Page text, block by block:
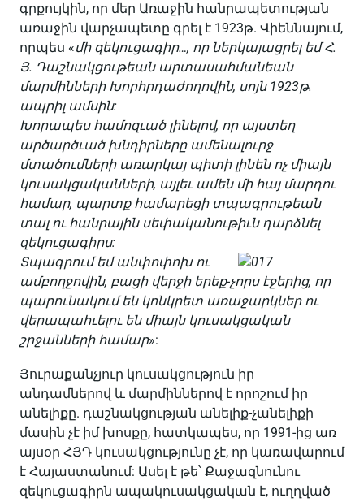
գրքույկին, որ մեր Առաջին հանրապետության
առաջին վարչապետը գրել է 1923թ. Վիեննայում,
որպես «մի զեկուցագիր…, որ ներկայացրել եմ Հ.
Յ. Դաշնակցութեան արտասահմանեան
մարմինների Խորհրդաժողովին, սոյն 1923թ.
ապրիլ ամսին:
Խորապես համոզւած լինելով, որ այստեղ
արծարծւած խնդիրները ամենալուրջ
մտածումների առարկայ պիտի լինեն ոչ միայն
կուսակցականների, այլեւ ամեն մի հայ մարդու
համար, պարտք համարեցի տպագրութեան
տալ ու հանրային սեփականութիւն դարձնել
զեկուցագիրս:
Տպագրում եմ անփոփոխ ու
ամբողջովին, բացի վերջի երեք-չորս էջերից, որ
պարունակում են կոնկրետ առաջարկներ ու
վերապահւելու են միայն կուսակցական
շրջանների համար»:
Յուրաքանչյուր կուսակցություն իր
անդամներով և մարմիններով է որոշում իր
անելիքը. դաշնակցության անելիք-չանելիքի
մասին չէ իմ խոսքը, հատկապես, որ 1991-ից առ
այսօր ՀՅԴ կուսակցությունը չէ, որ կառավարում
է Հայաստանում: Ասել է թե՝ Քաջազնունու
զեկուցագիրն ապակուսակցական է, ուղղված